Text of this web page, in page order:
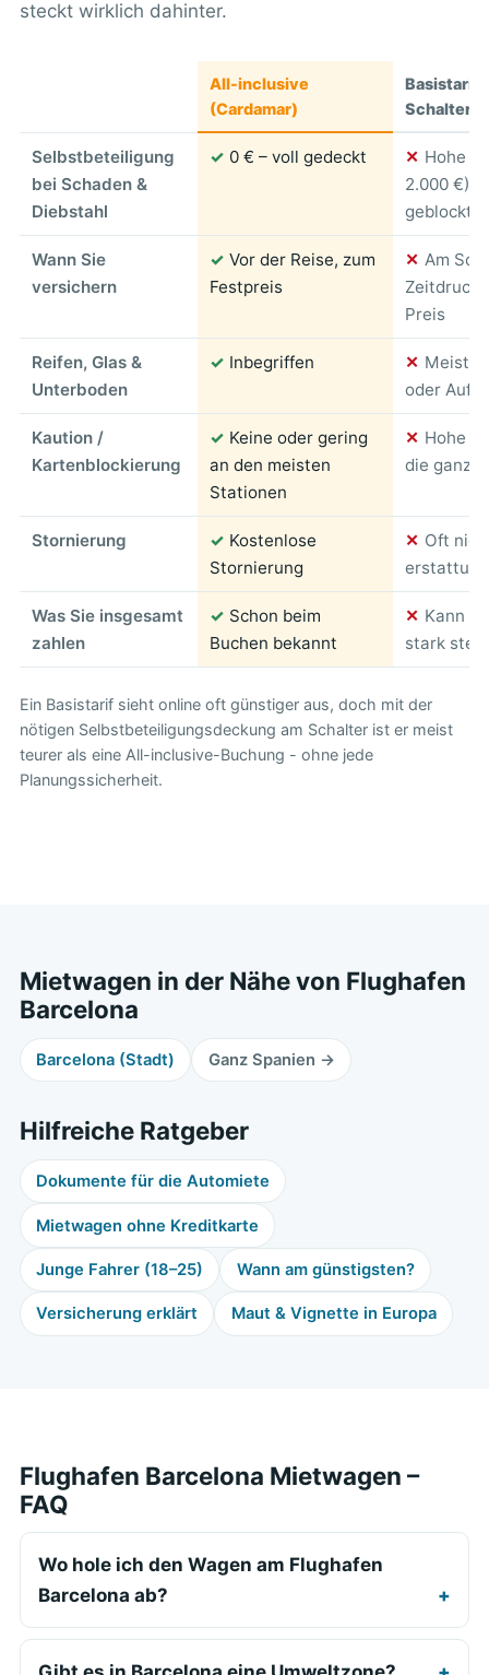
steckt wirklich dahinter.
All-inclusive
(Cardamar)
Basistarif
Selbstbeteiligung
bei Schaden &
Diebstahl
✓ 0 € – voll gedeckt ✕ Hohe
2.000 €),
geblockt
Wann Sie
versichern
✓ Vor der Reise, zum
Festpreis
✕ Am
Preis
Reifen, Glas &
Unterboden
✓ Inbegriffen ✕ Meist
oder
Kaution /
Kartenblockierung
✓ Keine oder gering
an den meisten
Stationen
✕ Hohe
die ganze
Stornierung ✓ Kostenlose
Stornierung
✕ Oft
Was Sie insgesamt
zahlen
✓ Schon beim
Buchen bekannt
✕ Kann
stark
Ein Basistarif sieht online oft günstiger aus, doch mit der
nötigen Selbstbeteiligungsdeckung am Schalter ist er meist
teurer als eine All-inclusive-Buchung - ohne jede
Planungssicherheit.
Mietwagen in der Nähe von Flughafen
Barcelona
Barcelona (Stadt) Ganz Spanien →
Hilfreiche Ratgeber
Dokumente für die Automiete
Mietwagen ohne Kreditkarte
Junge Fahrer (18–25) Wann am günstigsten?
Versicherung erklärt Maut & Vignette in Europa
Flughafen Barcelona Mietwagen –
FAQ
Wo hole ich den Wagen am Flughafen
Barcelona ab?